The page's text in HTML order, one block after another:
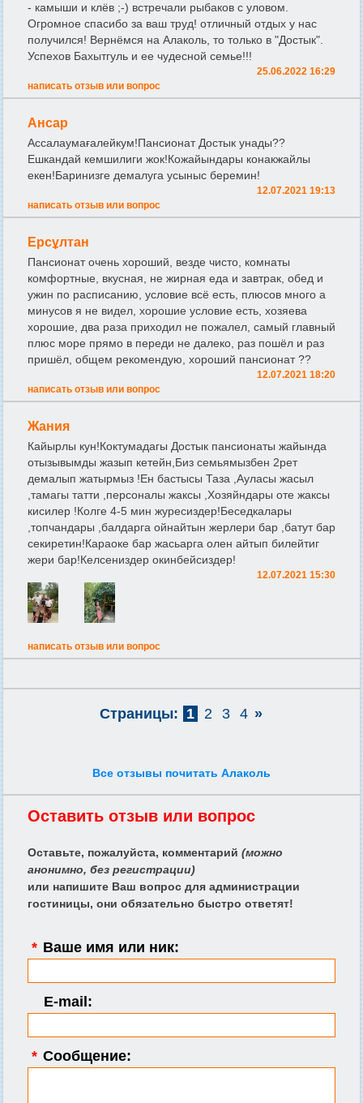
- камыши и клёв ;-) встречали рыбаков с уловом.
Огромное спасибо за ваш труд! отличный отдых у нас
получился! Вернёмся на Алаколь, то только в "Достык".
Успехов Бахытгуль и ее чудесной семье!!!
25.06.2022 16:29
написать отзыв или вопрос
Ансар
Ассалаумағалейкум!Пансионат Достык унады??
Ешкандай кемшилиги жок!Кожайындары конакжайлы
екен!Баринизге демалуга усыныс беремин!
12.07.2021 19:13
написать отзыв или вопрос
Ерсұлтан
Пансионат очень хороший, везде чисто, комнаты
комфортные, вкусная, не жирная еда и завтрак, обед и
ужин по расписанию, условие всё есть, плюсов много а
минусов я не видел, хорошие условие есть, хозяева
хорошие, два раза приходил не пожалел, самый главный
плюс море прямо в переди не далеко, раз пошёл и раз
пришёл, общем рекомендую, хороший пансионат ??
12.07.2021 18:20
написать отзыв или вопрос
Жания
Кайырлы кун!Коктумадагы Достык пансионаты жайында
отызывымды жазып кетейн,Биз семьямызбен 2рет
демалып жатырмыз !Ен бастысы Таза ,Ауласы жасыл
,тамагы татти ,персоналы жаксы ,Хозяйндары оте жаксы
кисилер !Колге 4-5 мин журесиздер!Беседкалары
,топчандары ,балдарга ойнайтын жерлери бар ,батут бар
секиретин!Караоке бар жасьарга олен айтып билейтиг
жери бар!Келсениздер окинбейсиздер!
12.07.2021 15:30
написать отзыв или вопрос
Страницы: 1 2 3 4 »
Все отзывы почитать Алаколь
Оставить отзыв или вопрос
Оставьте, пожалуйста, комментарий (можно
анонимно, без регистрации)
или напишите Ваш вопрос для администрации
гостиницы, они обязательно быстро ответят!
* Ваше имя или ник:
E-mail:
* Сообщение: